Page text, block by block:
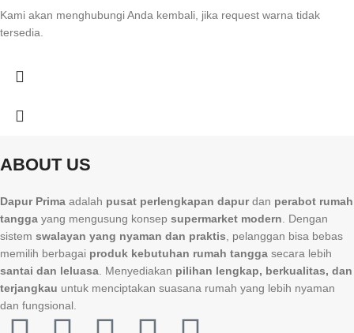
Kami akan menghubungi Anda kembali, jika request warna tidak
tersedia.
ABOUT US
Dapur Prima adalah pusat perlengkapan dapurdan perabot rumah
tangga yang mengusung konsep supermarket modern. Dengan
sistem swalayan yang nyaman dan praktis, pelanggan bisa bebas
memilih berbagai produk kebutuhan rumah tangga secara lebih
santai dan leluasa. Menyediakan pilihan lengkap, berkualitas, dan
terjangkau untuk menciptakan suasana rumah yang lebih nyaman
dan fungsional.